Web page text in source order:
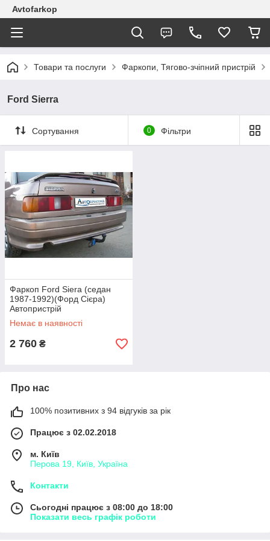
Avtofarkop
Товари та послуги Фаркопи, Тягово-зчіпний пристрій
Ford Sierra
Сортування 0 Фільтри
Фаркоп Ford Siera (седан
1987-1992)(Форд Сієра)
Автопристрій
Немає в наявності
2 760 ₴
Про нас
100% позитивних з 94 відгуків за рік
Працює з 02.02.2018
м. Київ
Перова 19, Київ, Україна
Контакти
Сьогодні працює з 08:00 до 18:00
Показати весь графік роботи